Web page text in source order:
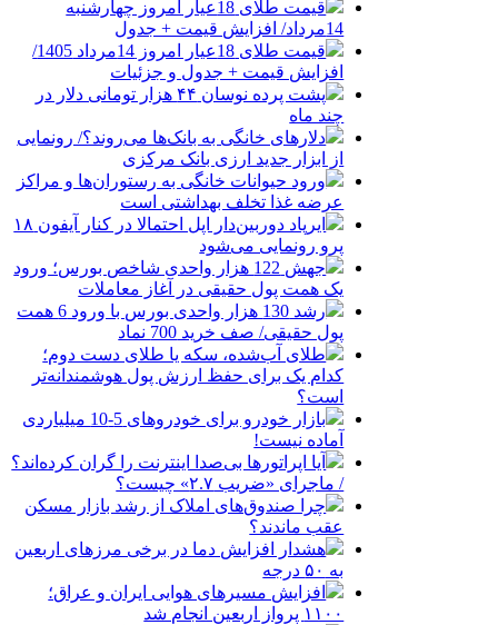
قیمت طلای 18عیار امروز چهارشنبه
14مرداد/ افزایش قیمت + جدول
قیمت طلای 18عیار امروز 14مرداد 1405/
افزایش قیمت + جدول و جزئیات
پشت پرده نوسان ۴۴ هزار تومانی دلار در
چند ماه
دلارهای خانگی به بانک‌ها می‌روند؟/ رونمایی
از ابزار جدید ارزی بانک مرکزی
ورود حیوانات خانگی به رستوران‌ها و مراکز
عرضه غذا تخلف بهداشتی است
ایرپاد دوربین‌دار اپل احتمالا در کنار آیفون ۱۸
پرو رونمایی می‌شود
جهش 122 هزار واحدی شاخص بورس؛ ورود
یک همت پول حقیقی در آغاز معاملات
رشد 130 هزار واحدی بورس با ورود 6 همت
پول حقیقی/ صف خرید 700 نماد
طلای آب‌شده، سکه یا طلای دست دوم؛
کدام یک برای حفظ ارزش پول هوشمندانه‌تر
است؟
بازار خودرو برای خودروهای 5-10 میلیاردی
آماده نیست!
آیا اپراتورها بی‌صدا اینترنت را گران کرده‌اند؟
/ ماجرای «ضریب ۲.۷» چیست؟
چرا صندوق‌های املاک از رشد بازار مسکن
عقب ماندند؟
هشدار افزایش دما در برخی مرزهای اربعین
به ۵۰ درجه
افزایش مسیرهای هوایی ایران و عراق؛
۱۱۰۰ پرواز اربعین انجام شد